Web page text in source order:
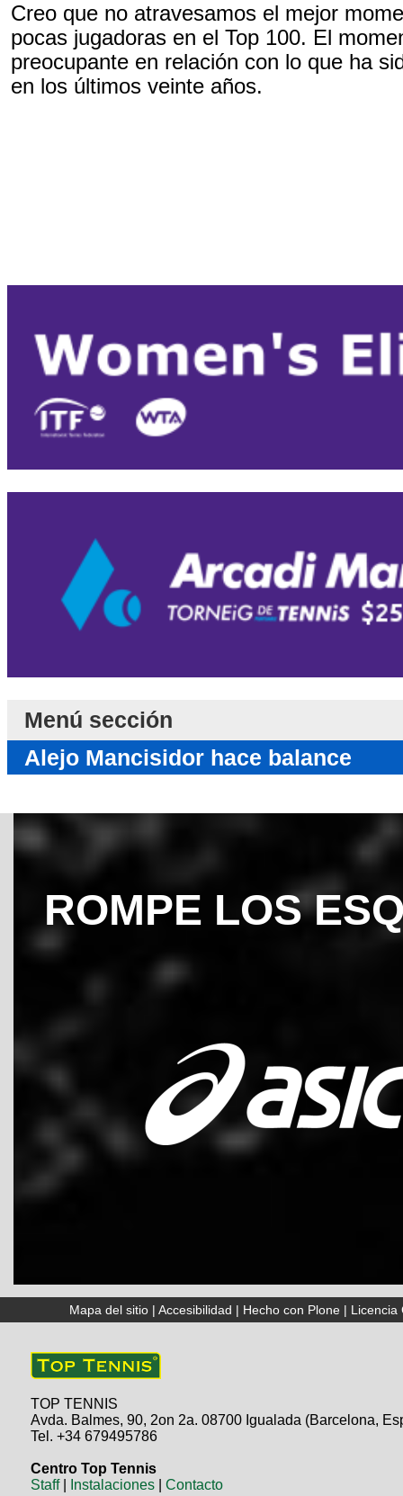
Creo que no atravesamos el mejor
pocas jugadoras en el Top 100. El
preocupante en relación con lo que ha
en los últimos veinte años.
Menú sección
Alejo Mancisidor hace balance
ROMPE LOS
Mapa del sitio |Accesibilidad | Hecho con Plone | Licencia
TOP TENNIS
Avda. Balmes, 90, 2on 2a. 08700 Igualada (Barcelona,
Tel. +34 679495786
Centro Top Tennis
Staff| Instalaciones |Contacto